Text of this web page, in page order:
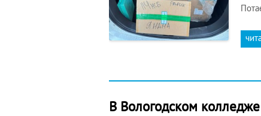
В Вологодском